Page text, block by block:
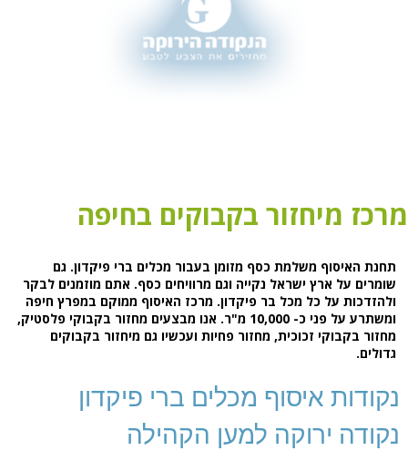
מרכז מיחזור בקבוקים בחיפה
תחנת האיסוף משלמת כסף מזומן בעבור מכלים ברי פיקדון. גם
שומרים על ארץ ישראל נקייה וגם מרוויחים כסף. אתם מוזמנים לבקר
ולהזדכות על כל מכל בר פיקדון. מרכז האיסוף ממוקם במפרץ חיפה
ומשתרע על פני כ- 10,000 מ"ר. אנו מבצעים מחזור בקבוקי פלסטיק,
מחזור בקבוקי זכוכית, מחזור פחיות ועכשיו גם מיחזור בקבוקים
גדולים.
נקודות איסוף מכלים ברי פיקדון
נקודה ירוקה למען הקהילה